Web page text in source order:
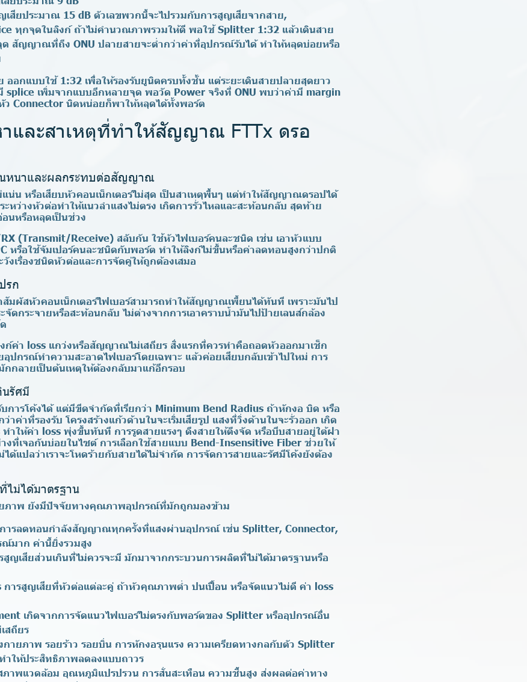
เสียประมาณ 15 dB ตัวเลขพวกนี้จะไปรวมกับการสูญเสียจากสาย,
ทุกจุดในลิงก์ ถ้าไม่คำนวณภาพรวมให้ดี พอใช้ Splitter 1:32 แล้วเดินสาย
สัญญาณที่ถึง ONU ปลายสายจะต่ำกว่าค่าที่อุปกรณ์รับได้ ทำให้หลุดบ่อยหรือ
ออกแบบใช้ 1:32 เพื่อให้รองรับยูนิตครบทั้งชั้น แต่ระยะเดินสายปลายสุดยาว
splice เพิ่มจากแบบอีกหลายจุด พอวัด Power จริงที่ ONU พบว่าค่ามี margin
ว Connector นิดหน่อยก็พาให้หลุดได้ทั้งพอร์ต
และสาเหตุที่ทำให้สัญญาณ FTTx ดรอ
หนาและผลกระทบต่อสัญญาณ
แน่น หรือเสียบหัวคอนเน็กเตอร์ไม่สุด เป็นสาเหตุพื้นๆ แต่ทำให้สัญญาณดรอปได้
ะหว่างหัวต่อทำให้แนวลำแสงไม่ตรง เกิดการรั่วไหลและสะท้อนกลับ สุดท้าย
หรือหลุดเป็นช่วง
(Transmit/Receive) สลับกัน ใช้หัวไฟเบอร์คนละชนิด เช่น เอาหัวแบบ
หรือใช้จัมเปอร์คนละชนิดกับพอร์ต ทำให้ลิงก์ไม่ขึ้นหรือค่าลดทอนสูงกว่าปกติ
งเรื่องชนิดหัวต่อและการจัดคู่ให้ถูกต้องเสมอ
รก
สัมผัสหัวคอนเน็กเตอร์ไฟเบอร์สามารถทำให้สัญญาณเพี้ยนได้ทันที เพราะมันไป
จัดกระจายหรือสะท้อนกลับ ไม่ต่างจากการเอาคราบน้ำมันไปป้ายเลนส์กล้อง
งก์ค่า loss แกว่งหรือสัญญาณไม่เสถียร สิ่งแรกที่ควรทำคือถอดหัวออกมาเช็ก
ปกรณ์ทำความสะอาดไฟเบอร์โดยเฉพาะ แล้วค่อยเสียบกลับเข้าไปใหม่ การ
กกลายเป็นต้นเหตุให้ต้องกลับมาแก้อีกรอบ
รัศมี
บการโค้งได้ แต่มีขีดจำกัดที่เรียกว่า Minimum Bend Radius ถ้าหักงอ บิด หรือ
าค่าที่รองรับ โครงสร้างแก้วด้านในจะเริ่มเสียรูป แสงที่วิ่งด้านในจะรั่วออก เกิด
ทำให้ค่า loss พุ่งขึ้นทันที การรูดสายแรงๆ ดึงสายให้ตึงจัด หรือบีบสายอยู่ใต้ฝา
งที่เจอกันบ่อยในไซต์ การเลือกใช้สายแบบ Bend-Insensitive Fiber ช่วยให้
ด้แปลว่าเราจะโหดร้ายกับสายได้ไม่จำกัด การจัดการสายและรัศมีโค้งยังต้อง
ไม่ได้มาตรฐาน
ภาพ ยังมีปัจจัยทางคุณภาพอุปกรณ์ที่มักถูกมองข้าม
การลดทอนกำลังสัญญาณทุกครั้งที่แสงผ่านอุปกรณ์ เช่น Splitter, Connector,
มาก ค่านี้ยิ่งรวมสูง
สูญเสียส่วนเกินที่ไม่ควรจะมี มักมาจากกระบวนการผลิตที่ไม่ได้มาตรฐานหรือ
การสูญเสียที่หัวต่อแต่ละคู่ ถ้าหัวคุณภาพต่ำ ปนเปื้อน หรือจัดแนวไม่ดี ค่า loss
เกิดจากการจัดแนวไฟเบอร์ไม่ตรงกับพอร์ตของ Splitter หรืออุปกรณ์อื่น
สถียร
กายภาพ รอยร้าว รอยบิ่น การหักงอรุนแรง ความเครียดทางกลกับตัว Splitter
ำให้ประสิทธิภาพลดลงแบบถาวร
ภาพแวดล้อม อุณหภูมิแปรปรวน การสั่นสะเทือน ความชื้นสูง ส่งผลต่อค่าทาง